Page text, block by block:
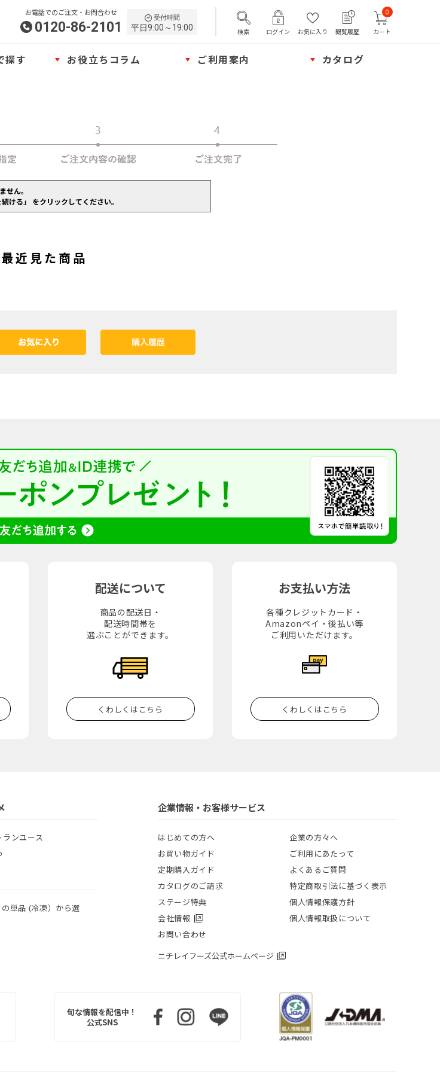
お電話でのご注文・お問合わせ
0120-86-2101
受付時間
平日9:00～19:00 検索 ログイン お気に入り 閲覧履歴 カート
0
探す お役立ちコラム ご利用案内 カタログ
せん。
ける」 をクリックしてください。
最近見た商品
配送について
商品の配送日・
配送時間帯を
選ぶことができます。
くわしくはこちら
お支払い方法
各種クレジットカード・
Amazonペイ・後払い等
ご利用いただけます。
くわしくはこちら
ランユース
の単品 (冷凍）から選
企業情報・お客様サービス
はじめての方へ
お買い物ガイド
定期購入ガイド
カタログのご請求
ステージ特典
会社情報
お問い合わせ
企業の方々へ
ご利用にあたって
よくあるご質問
特定商取引法に基づく表示
個人情報保護方針
個人情報取扱について
ニチレイフーズ公式ホームページ
旬な情報を配信中！
公式SNS